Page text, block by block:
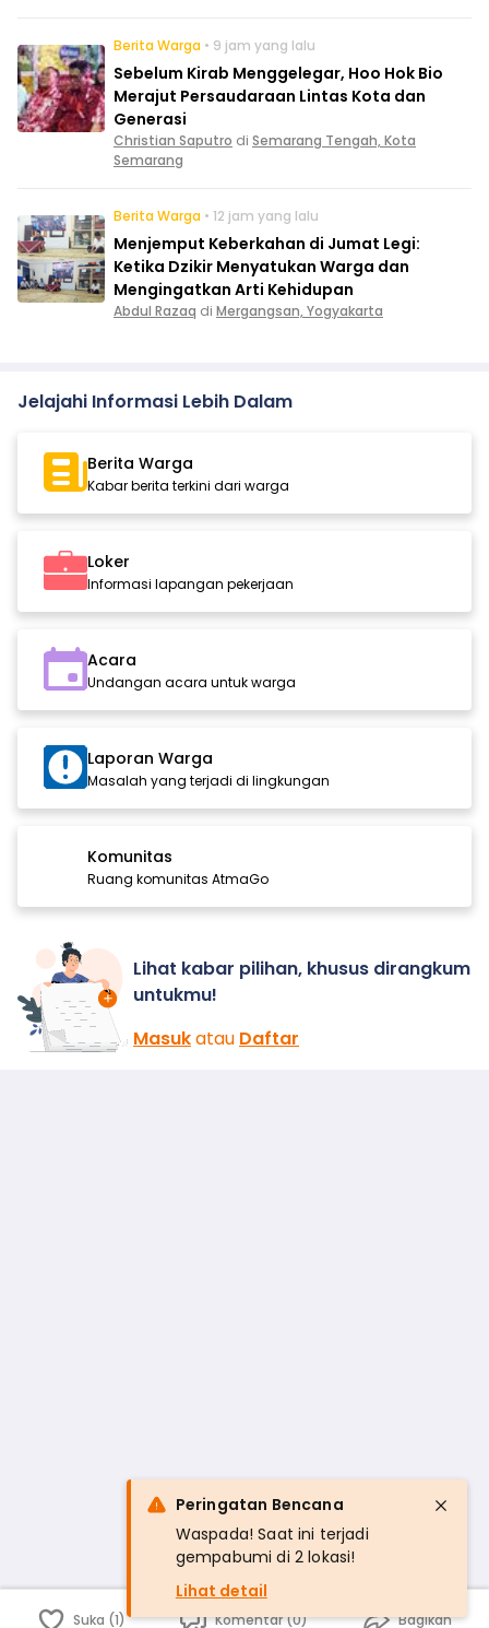
Berita Warga • 9 jam yang lalu
Sebelum Kirab Menggelegar, Hoo Hok Bio
Merajut Persaudaraan Lintas Kota dan
Generasi
Christian Saputro di Semarang Tengah, Kota
Semarang
Berita Warga • 12 jam yang lalu
Menjemput Keberkahan di Jumat Legi:
Ketika Dzikir Menyatukan Warga dan
Mengingatkan Arti Kehidupan
Abdul Razaq di Mergangsan, Yogyakarta
Jelajahi Informasi Lebih Dalam
Berita Warga
Kabar berita terkini dari warga
Loker
Informasi lapangan pekerjaan
Acara
Undangan acara untuk warga
Laporan Warga
Masalah yang terjadi di lingkungan
Komunitas
Ruang komunitas AtmaGo
Lihat kabar pilihan, khusus dirangkum
untukmu!
Masukatau Daftar
Suka (1) Komentar (0) Bagikan
Peringatan Bencana
Waspada! Saat ini terjadi
gempabumi di 2 lokasi!
Lihat detail